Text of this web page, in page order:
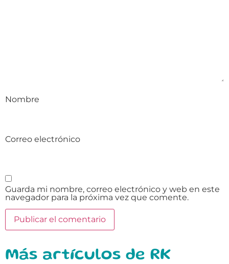
Nombre
Correo electrónico
Guarda mi nombre, correo electrónico y web en este
navegador para la próxima vez que comente.
Más artículos de RK